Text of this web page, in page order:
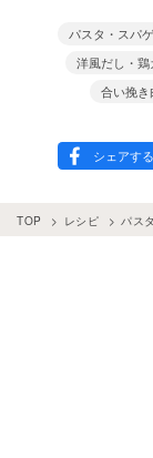
パスタ・スパ
洋風だし・鶏
合い挽き
TOP レシピ パス